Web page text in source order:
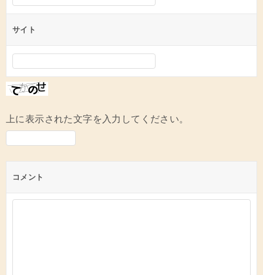
サイト
上に表示された文字を入力してください。
コメント